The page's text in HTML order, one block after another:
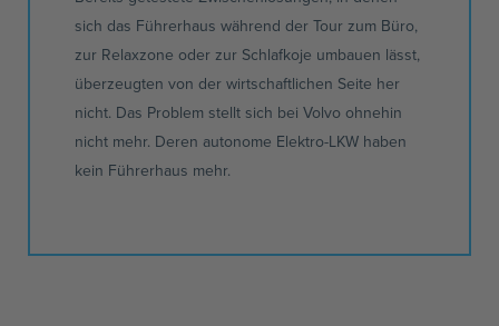
sich das Führerhaus während der Tour zum Büro,
zur Relaxzone oder zur Schlafkoje umbauen lässt,
überzeugten von der wirtschaftlichen Seite her
nicht. Das Problem stellt sich bei Volvo ohnehin
nicht mehr. Deren autonome Elektro-LKW haben
kein Führerhaus mehr.